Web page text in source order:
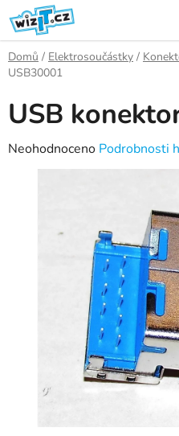
Přejít
na
obsah
Domů / Elektrosoučástky /
USB30001
USB
Průměrné
hodnocení
Neohodnoceno Podrobnosti